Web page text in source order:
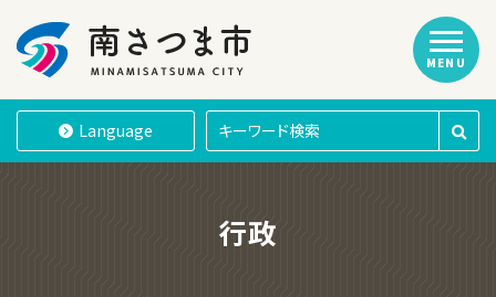
南さつま市
Language
MENU
行政